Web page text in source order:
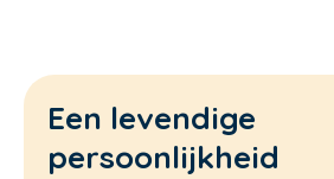
Een levendige
persoonlijkheid